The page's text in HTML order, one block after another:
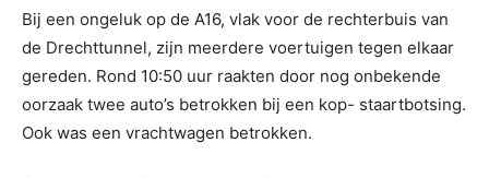
Bij een ongeluk op de A16, vlak voor de rechterbuis van
de Drechttunnel, zijn meerdere voertuigen tegen elkaar
gereden. Rond 10:50 uur raakten door nog onbekende
oorzaak twee auto’s betrokken bij een kop- staartbotsing.
Ook was een vrachtwagen betrokken.